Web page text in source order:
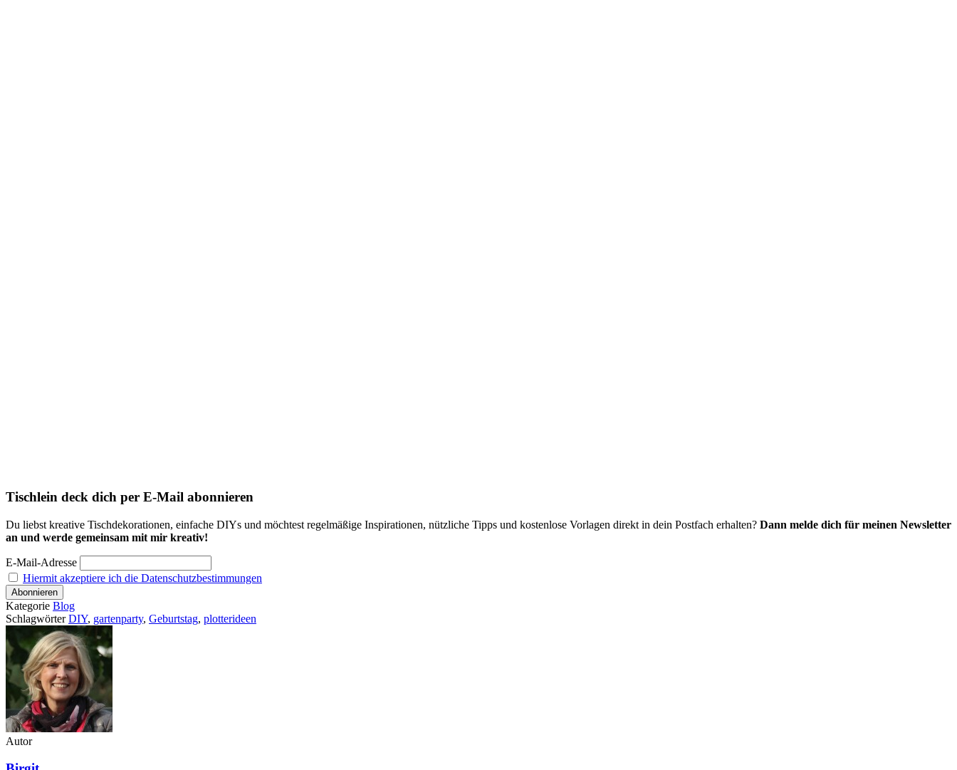
Tischlein deck dich per E-Mail abonnieren
Du liebst kreative Tischdekorationen, einfache DIYs und möchtest regelmäßige Inspirationen, nützliche Tipps und kostenlose Vorlagen direkt in dein Postfach erhalten? Dann melde dich für meinen Newsletter
an und werde gemeinsam mit mir kreativ!
E-Mail-Adresse
Hiermit akzeptiere ich die Datenschutzbestimmungen
Kategorie Blog
SchlagwörterDIY, gartenparty, Geburtstag, plotterideen
Autor